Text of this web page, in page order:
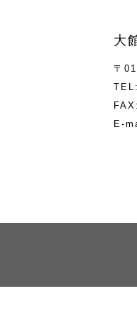
大
〒
E-